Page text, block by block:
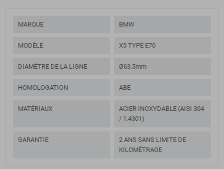
MARQUE BMW
MODÈLE X5 TYPE E70
DIAMÈTRE DE LA LIGNE Ø63.5mm
HOMOLOGATION ABE
MATÉRIAUX
ACIER INOXYDABLE (AISI 304
/ 1.4301)
GARANTIE
2 ANS SANS LIMITE DE
KILOMÉTRAGE